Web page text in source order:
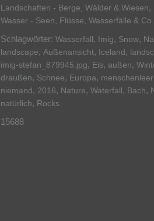
Landschaften - Berge, Wälder & Wiesen,
Wasser - Seen, Flüsse, Wasserfälle & Co.
Schlagwörter: Wasserfall, Imig, Snow,
landscape, Außenansicht, Iceland,
imig-stefan_879945.jpg, Eis, außen,
draußen, Schnee, Europa, menschenleer
niemand, 2016, Nature, Waterfall, Bach,
natürlich, Rocks
15688